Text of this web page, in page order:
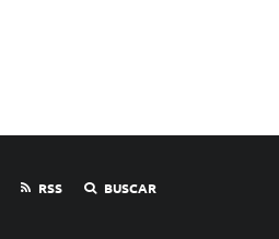
RSS BUSCAR